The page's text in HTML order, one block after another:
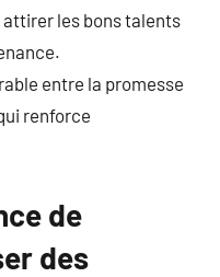
attirer les bons talents
entre la promesse
renforce
de
des